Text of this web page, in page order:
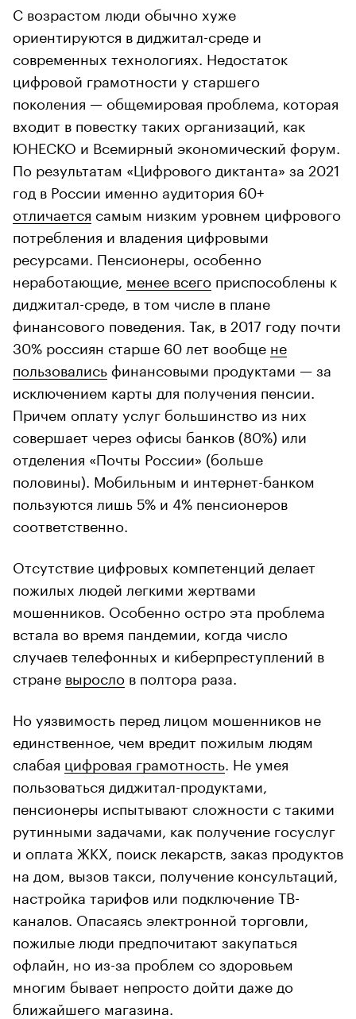
С возрастом люди обычно хуже
ориентируются в диджитал-среде и
современных технологиях. Недостаток
цифровой грамотности у старшего
поколения — общемировая проблема, которая
входит в повестку таких организаций, как
ЮНЕСКО и Всемирный экономический форум.
По результатам «Цифрового диктанта» за 2021
год в России именно аудитория 60+
отличается самым низким уровнем цифрового
потребления и владения цифровыми
ресурсами. Пенсионеры, особенно
неработающие, менее всего приспособлены к
диджитал-среде, в том числе в плане
финансового поведения. Так, в 2017 году почти
30% россиян старше 60 лет вообще не
пользовалисьфинансовыми продуктами — за
исключением карты для получения пенсии.
Причем оплату услуг большинство из них
совершает через офисы банков (80%) или
отделения «Почты России» (больше
половины). Мобильным и интернет-банком
пользуются лишь 5% и 4% пенсионеров
соответственно.
Отсутствие цифровых компетенций делает
пожилых людей легкими жертвами
мошенников. Особенно остро эта проблема
встала во время пандемии, когда число
случаев телефонных и киберпреступлений в
стране выросло в полтора раза.
Но уязвимость перед лицом мошенников не
единственное, чем вредит пожилым людям
слабая цифровая грамотность . Не умея
пользоваться диджитал-продуктами,
пенсионеры испытывают сложности с такими
рутинными задачами, как получение госуслуг
и оплата ЖКХ, поиск лекарств, заказ продуктов
на дом, вызов такси, получение консультаций,
настройка тарифов или подключение ТВ-
каналов. Опасаясь электронной торговли,
пожилые люди предпочитают закупаться
офлайн, но из-за проблем со здоровьем
многим бывает непросто дойти даже до
ближайшего магазина.